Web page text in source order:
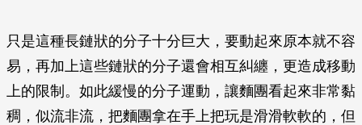
只是這種長鏈狀的分子十分巨大，要動起來原本就不容
易，再加上這些鏈狀的分子還會相互糾纏，更造成移動
上的限制。如此緩慢的分子運動，讓麵團看起來非常黏
稠，似流非流，把麵團拿在手上把玩是滑滑軟軟的，但